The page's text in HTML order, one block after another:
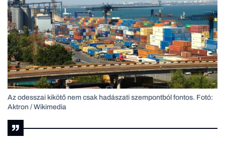
Az odesszai kikötő nem csak hadászati szempontból fontos. Fotó:
Aktron / Wikimedia